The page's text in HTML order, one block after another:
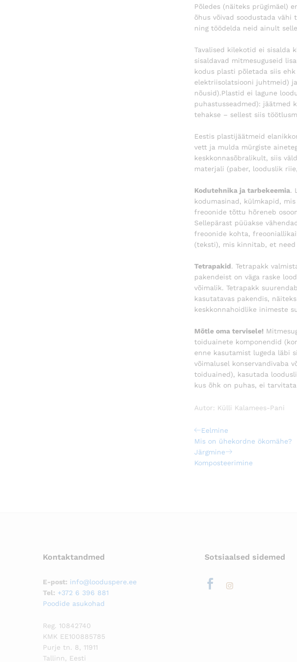
Põledes (näiteks prügimäel)
õhus võivad soodustada
ning töödelda neid ainult
Tavalised kilekotid ei sisalda
sisaldavad mitmesuguseid
kodus plasti põletada siis
elektriisolatsiooni juhtmeid)
nõusid).Plastid ei lagune
puhastusseadmed): jäätmed
tehakse – sellest siis
Eestis plastijäätmeid
vett ja mulda mürgiste
keskkonnasõbralikult, siis
materjali (paber, looduslik
Kodutehnika ja tarbekeemia.
kodumasinad, külmkapid,
freoonide tõttu hõreneb
Sellepärast püüakse
freoonide kohta,
(teksti), mis kinnitab, et need
Tetrapakid. Tetrapakk
pakendeist on väga raske
võimalik. Tetrapakk
kasutatavas pakendis,
keskkonnahoidlike inimeste
Mõtle oma tervisele!
toiduainete komponendid
enne kasutamist lugeda läbi
võimalusel konservandivaba
toiduained), kasutada
kus õhk on puhas, ei
Autor: Külli Kalamees-Pani
Navigeerimine
Previous
Post
Eelmine
Mis on ühekordne ökomähe?
Next
Post
Järgmine
Komposteerimine
Kontaktandmed
E-post: info@looduspere.ee
Tel: +372 6 396 881
Poodide asukohad
Reg. 10842740
KMK EE100885785
Purje tn. 8, 11911
Tallinn, Eesti
Sotsiaalsed sidemed